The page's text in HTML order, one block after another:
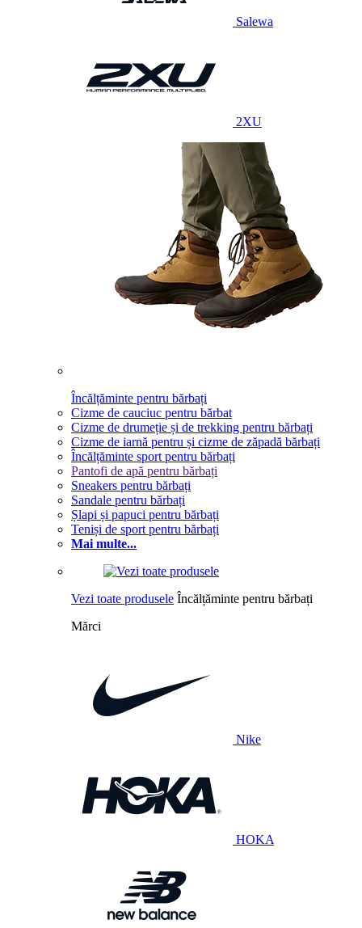
Salewa
2XU
Încălțăminte pentru bărbați
Cizme de cauciuc pentru bărbat
Cizme de drumeție și de trekking pentru bărbați
Cizme de iarnă pentru și cizme de zăpadă bărbați
Încălțăminte sport pentru bărbați
Pantofi de apă pentru bărbați
Sneakers pentru bărbați
Sandale pentru bărbați
Șlapi și papuci pentru bărbați
Teniși de sport pentru bărbați
Mai multe...
Vezi toate produsele Încălțăminte pentru bărbați
Mărci
Nike
HOKA